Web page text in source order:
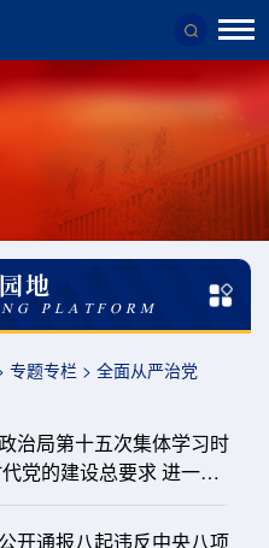
地
PLATFORM
专题专栏 > 全面从严治党
治局第十五次集体学习时
党的建设总要求 进一步
系
开通报八起违反中央八项